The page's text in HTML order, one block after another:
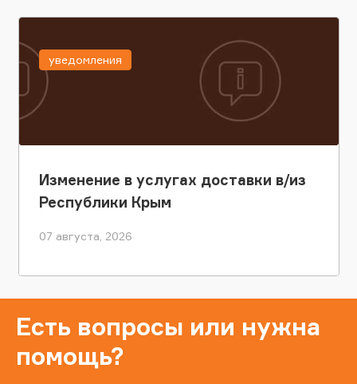
Изменение в услугах доставки в/из
Республики Крым
07 августа, 2026
уведомления
Есть вопросы или нужна
помощь?